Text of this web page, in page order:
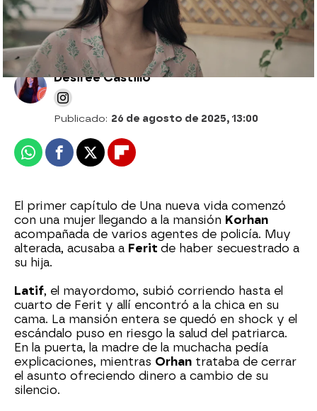
Desirée Castillo
Publicado: 26 de agosto de 2025, 13:00
WhatsappFacebook
X Flipboard
El primer capítulo de Una nueva vida comenzó
con una mujer llegando a la mansión Korhan
acompañada de varios agentes de policía. Muy
alterada, acusaba a Ferit de haber secuestrado a
su hija.
Latif, el mayordomo, subió corriendo hasta el
cuarto de Ferit y allí encontró a la chica en su
cama. La mansión entera se quedó en shock y el
escándalo puso en riesgo la salud del patriarca.
En la puerta, la madre de la muchacha pedía
explicaciones, mientras Orhan trataba de cerrar
el asunto ofreciendo dinero a cambio de su
silencio.